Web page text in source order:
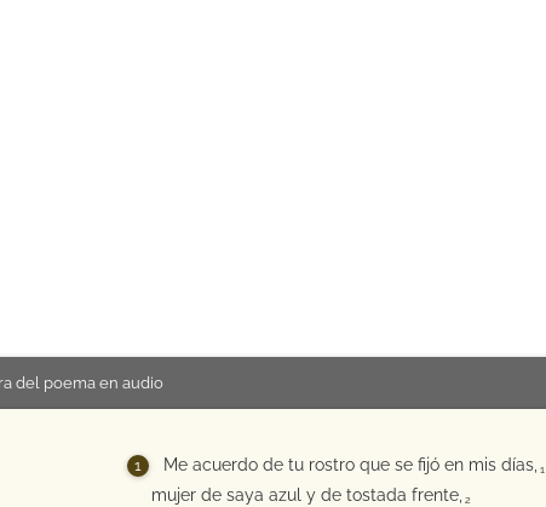
del poema en audio
Me acuerdo de tu rostro que se fijó en mis días, 1
mujer de saya azul y de tostada frente, 2